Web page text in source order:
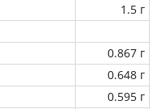
1.5 г
0.867 г
0.648 г
0.595 г